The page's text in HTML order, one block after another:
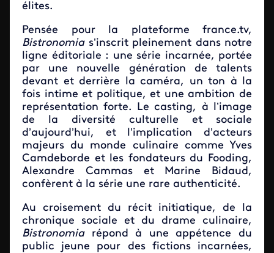
élites.
Pensée pour la plateforme france.tv,
Bistronomias’inscrit pleinement dans notre
ligne éditoriale : une série incarnée, portée
par une nouvelle génération de talents
devant et derrière la caméra, un ton à la
fois intime et politique, et une ambition de
représentation forte. Le casting, à l’image
de la diversité culturelle et sociale
d’aujourd’hui, et l’implication d’acteurs
majeurs du monde culinaire comme Yves
Camdeborde et les fondateurs du Fooding,
Alexandre Cammas et Marine Bidaud,
confèrent à la série une rare authenticité.
Au croisement du récit initiatique, de la
chronique sociale et du drame culinaire,
Bistronomiarépond à une appétence du
public jeune pour des fictions incarnées,